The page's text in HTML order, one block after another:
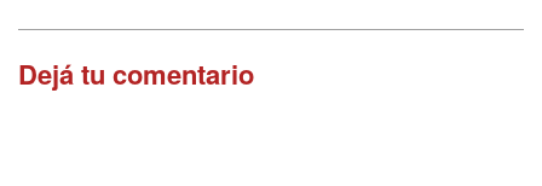
Dejá tu comentario